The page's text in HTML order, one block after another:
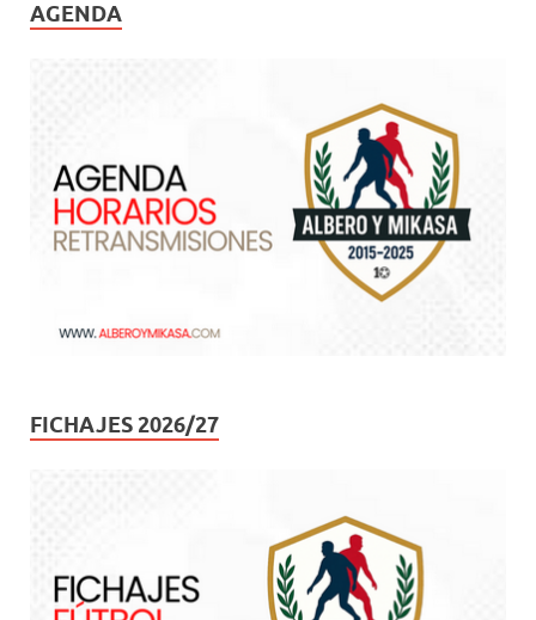
AGENDA
FICHAJES 2026/27